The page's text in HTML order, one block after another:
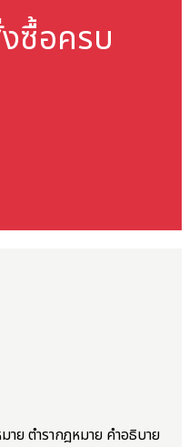
ซื้อครบ
ย ตำรากฎหมาย คำอธิบาย